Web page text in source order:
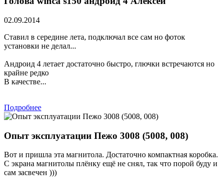
02.09.2014
Ставил в середине лета, подключал все сам но фоток
установки не делал...
Андроид 4 летает достаточно быстро, глючки встречаются но
крайне редко
В качестве...
Подробнее
Опыт эксплуатации Пежо 3008 (5008, 008)
Вот и пришла эта магнитола. Достаточно компактная коробка.
С экрана магнитолы плёнку ещё не снял, так что порой буду и
сам засвечен )))